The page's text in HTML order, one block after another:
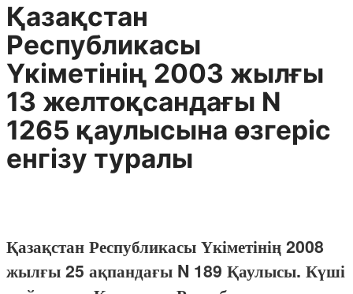
Қазақстан
Республикасы
Үкіметінің 2003 жылғы
13 желтоқсандағы N
1265 қаулысына өзгеріс
енгізу туралы
Қазақстан Республикасы Үкіметінің 2008
жылғы 25 ақпандағы N 189 Қаулысы. Күші